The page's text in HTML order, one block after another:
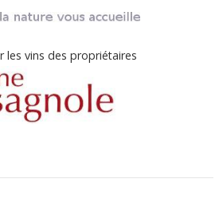
les vins des propriétaires